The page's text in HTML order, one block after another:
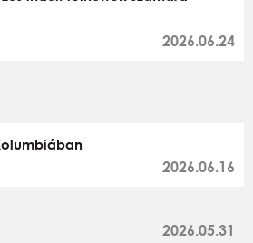
2026.06.24
2026.06.16
2026.05.31